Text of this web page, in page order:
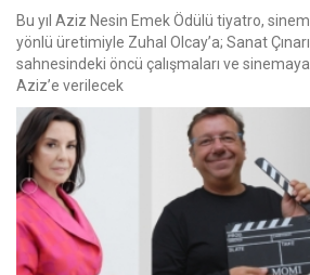
Bu yıl Aziz Nesin Emek Ödülü tiyatro,
yönlü üretimiyle Zuhal Olcay’a; Sanat
sahnesindeki öncü çalışmaları ve
Aziz’e verilecek